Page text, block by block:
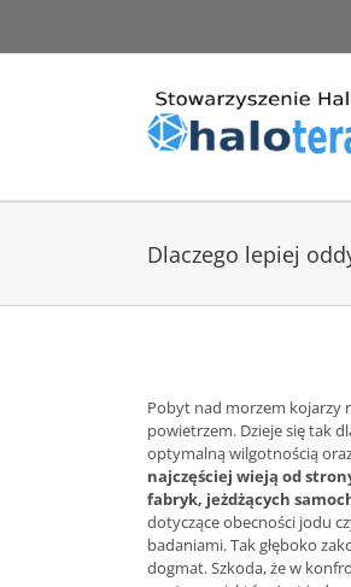
zawartości
Dlaczego lepiej
Pobyt nad morzem kojarzy
powietrzem. Dzieje się tak
optymalną wilgotnością
najczęściej wieją od
fabryk, jeżdżących
dotyczące obecności jodu
badaniami. Tak głęboko
dogmat. Szkoda, że w